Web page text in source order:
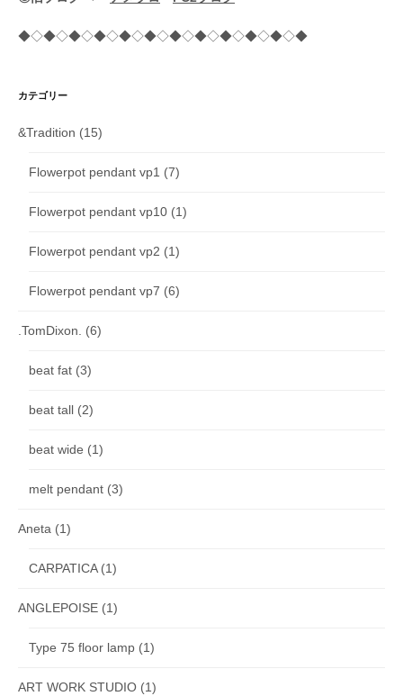
◆◇◆◇◆◇◆◇◆◇◆◇◆◇◆◇◆◇◆◇◆◇◆
カテゴリー
&Tradition (15)
Flowerpot pendant vp1 (7)
Flowerpot pendant vp10 (1)
Flowerpot pendant vp2 (1)
Flowerpot pendant vp7 (6)
.TomDixon. (6)
beat fat (3)
beat tall (2)
beat wide (1)
melt pendant (3)
Aneta (1)
CARPATICA(1)
ANGLEPOISE (1)
Type 75 floor lamp (1)
ART WORK STUDIO (1)